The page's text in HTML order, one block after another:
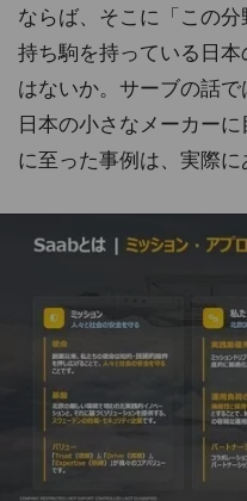
ならば、そこに「この
持ち駒を持っている日
はないか。サーブの話
日本の小さなメーカー
に至った事例は、実際に